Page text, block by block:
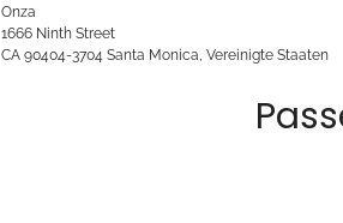
Onza
1666 Ninth Street
CA 90404-3704 Santa Monica, Vereinigte Staaten